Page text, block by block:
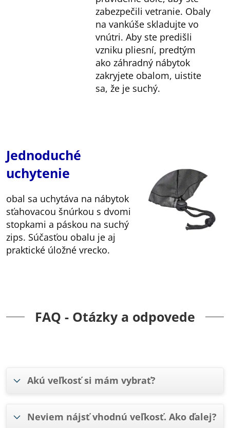
zabezpečili vetranie. Obaly
na vankúše skladujte vo
vnútri. Aby ste predišli
vzniku pliesní, predtým
ako záhradný nábytok
zakryjete obalom, uistite
sa, že je suchý.
Jednoduché
uchytenie
obal sa uchytáva na nábytok
sťahovacou šnúrkou s dvomi
stopkami a páskou na suchý
zips. Súčasťou obalu je aj
praktické úložné vrecko.
FAQ - Otázky a odpovede
Akú veľkosť si mám vybrať?
Neviem nájsť vhodnú veľkosť. Ako ďalej?